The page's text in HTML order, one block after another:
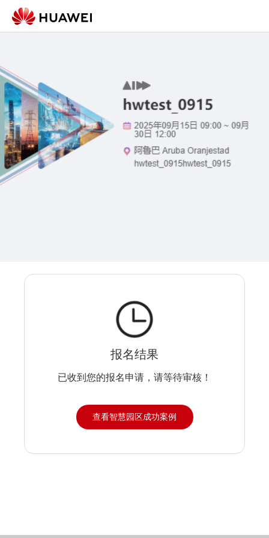
报名结果
已收到您的报名申请，请等待审核！
查看智慧园区成功案例